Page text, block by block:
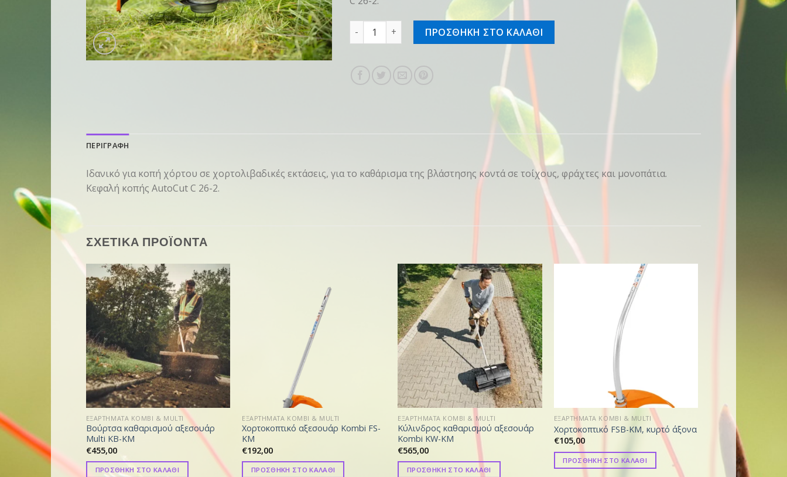
Χορτοκοπτικό FSS-KM ποσότητα
ΠΡΟΣΘΗΚΗ ΣΤΟ ΚΑΛΑΘΙ
ΠΕΡΙΓΡΑΦΗ
Ιδανικό για κοπή χόρτου σε χορτολιβαδικές εκτάσεις, για το καθάρισμα της βλάστησης κοντά σε τοίχους, φράχτες και μονοπάτια.
Κεφαλή κοπής AutoCut C 26-2.
ΣΧΕΤΙΚΑ ΠΡΟΪΟΝΤΑ
EΞΑΡΤΗΜΑΤΑ KOMBI & MULTI
Βούρτσα καθαρισμού αξεσουάρ
Multi KB-KM
€455,00
ΠΡΟΣΘΗΚΗ ΣΤΟ ΚΑΛΑΘΙ
EΞΑΡΤΗΜΑΤΑ KOMBI & MULTI
Xορτοκοπτικό αξεσουάρ Kombi FS-
KM
€192,00
ΠΡΟΣΘΗΚΗ ΣΤΟ ΚΑΛΑΘΙ
EΞΑΡΤΗΜΑΤΑ KOMBI & MULTI
Κύλινδρος καθαρισμού αξεσουάρ
Kombi KW-KM
€565,00
ΠΡΟΣΘΗΚΗ ΣΤΟ ΚΑΛΑΘΙ
EΞΑΡΤΗΜΑΤΑ KOMBI & MULTI
Χορτοκοπτικό FSB-KM, κυρτό άξονα
€105,00
ΠΡΟΣΘΗΚΗ ΣΤΟ ΚΑΛΑΘΙ
Άξονας
ΠΡΟΣΘΗΚΗ ΣΤΟ